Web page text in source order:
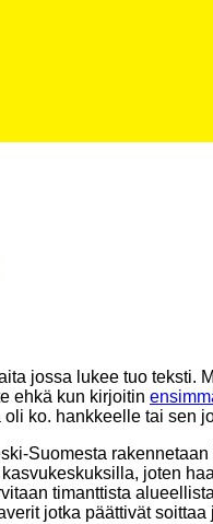
jossa lukee tuo teksti.
ehkä kun kirjoitin
ko. hankkeelle tai sen
Suomesta
joten
timanttista
jotka päättivät